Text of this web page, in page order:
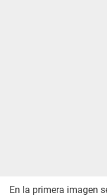
En la primera imagen